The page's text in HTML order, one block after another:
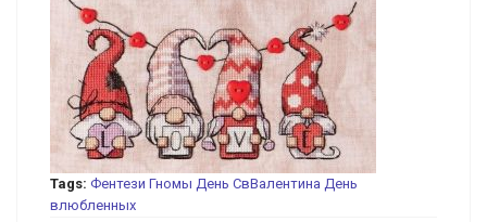
Tags: Фентези Гномы День СвВалентина День
влюбленных